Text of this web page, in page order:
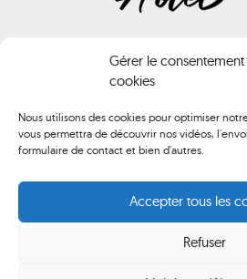
Gérer le
cookies
Nous utilisons des cookies pour optimiser
vous permettra de découvrir nos vidéos,
formulaire de contact et bien d'autres.
Accepter tous les
Refuser
Animo HOTEL
02 40 61 74 02
contact@animo-hotel.fr
Route de Brederac, 44500 La Baule-
Du lundi au samedi de 10h00 à 12h00